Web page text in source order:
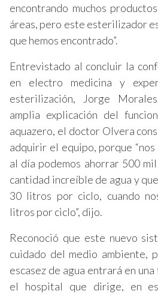
encontrando muchos
áreas, pero este esterilizador
que hemos encontrado”.
Entrevistado al concluir la
en electro medicina y
esterilización, Jorge
amplia explicación del
aquazero, el doctor Olvera
adquirir el equipo, porque
al día podemos ahorrar 500
cantidad increíble de agua y
30 litros por ciclo, cuando
litros por ciclo”, dijo.
Reconoció que este nuevo
cuidado del medio ambiente,
escasez de agua entrará en
el hospital que dirige, en